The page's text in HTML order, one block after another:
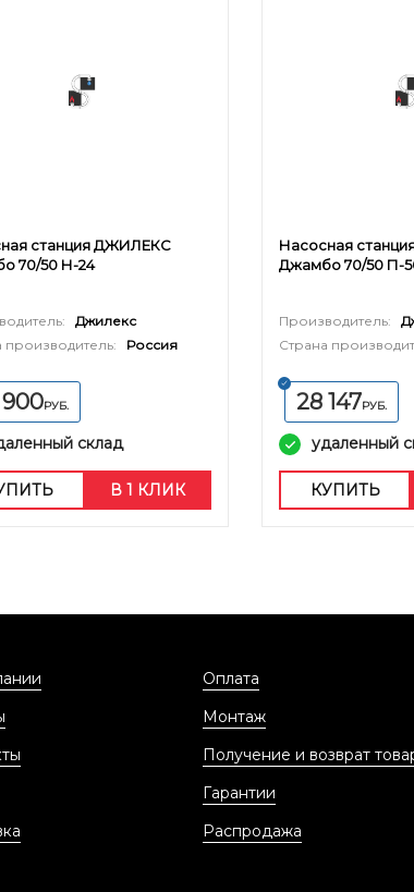
станция ДЖИЛЕКС
70/50 Н-24
Джилекс
производитель:
Россия
РУБ.
склад
В 1 КЛИК
Насосная
Джамбо 70/50 П-
Производитель:
Страна
28 147РУБ.
удаленный
КУПИТЬ
Оплата
Монтаж
Получение и возврат
Гарантии
Распродажа